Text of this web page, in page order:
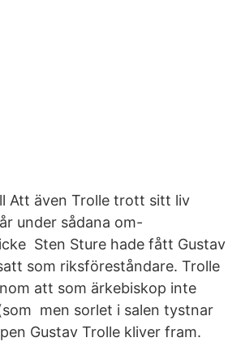
Att även Trolle trott sitt liv
under sådana om-
Sten Sture hade fått Gustav
som riksföreståndare. Trolle
att som ärkebiskop inte
men sorlet i salen tystnar
Gustav Trolle kliver fram.